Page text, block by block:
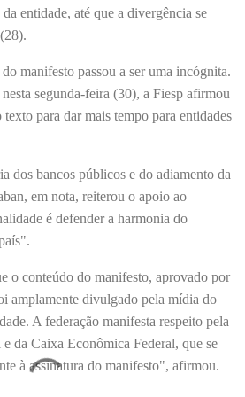
entidade, até que a divergência se
manifesto passou a ser uma incógnita.
segunda-feira (30), a Fiesp afirmou
para dar mais tempo para entidades
dos bancos públicos e do adiamento da
em nota, reiterou o apoio ao
é defender a harmonia do
o conteúdo do manifesto, aprovado por
amplamente divulgado pela mídia do
A federação manifesta respeito pela
da Caixa Econômica Federal, que se
à assinatura do manifesto", afirmou.